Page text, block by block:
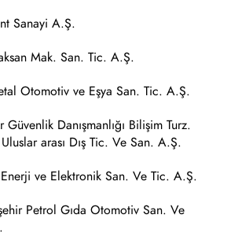
Sanayi A.Ş.
Mak. San. Tic. A.Ş.
Otomotiv ve Eşya San. Tic. A.Ş.
Güvenlik Danışmanlığı Bilişim Turz.
arası Dış Tic. Ve San. A.Ş.
Enerji ve Elektronik San. Ve Tic. A.Ş.
Petrol Gıda Otomotiv San. Ve